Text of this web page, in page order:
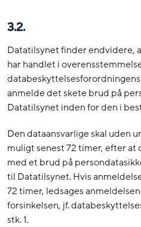
3.2.
Datatilsynet finder endvidere,
har handlet i
databeskyttelsesforordningens
anmelde det skete brud på
Datatilsynet inden for den i
Den dataansvarlige skal uden
muligt senest 72 timer, efter
med et brud på
til Datatilsynet. Hvis
72 timer, ledsages
forsinkelsen, jf.
stk. 1.